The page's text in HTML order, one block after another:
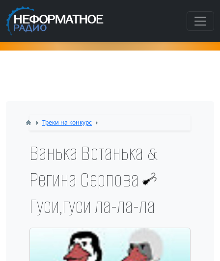
Как попасть в этот раздел???
Треки на конкурс
Ванька Встанька &
Регина Серпова -
Гуси,гуси ла-ла-ла